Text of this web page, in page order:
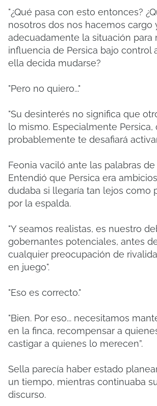
"¿Qué pasa con esto entonces?
nosotros dos nos hacemos cargo
adecuadamente la situación para
influencia de Persica bajo control
ella decida mudarse?
"Pero no quiero..."
"Su desinterés no significa que
lo mismo. Especialmente Persica,
probablemente te desafiará
Feonia vaciló ante las palabras de
Entendió que Persica era
dudaba si llegaría tan lejos como
por la espalda.
"Y seamos realistas, es nuestro
gobernantes potenciales, antes
cualquier preocupación de
en juego".
"Eso es correcto."
"Bien. Por eso... necesitamos
en la finca, recompensar a
castigar a quienes lo merecen”.
Sella parecía haber estado
un tiempo, mientras continuaba
discurso.